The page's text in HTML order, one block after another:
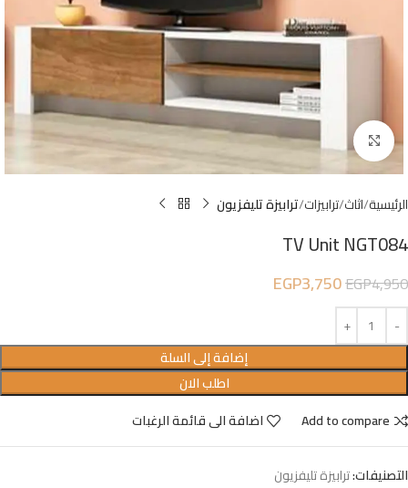
Click to enlarge
الرئيسية اثاث ترابيزات ترابيزة تليفزيون
TV Unit NGT084
EGP4,950
EGP3,750
إضافة إلى السلة
اطلب الان
Add to compare
اضافة الى قائمة الرغبات
التصنيفات:ترابيزة تليفزيون